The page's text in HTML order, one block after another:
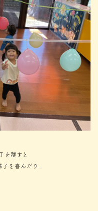
を離すと
を喜んだり…